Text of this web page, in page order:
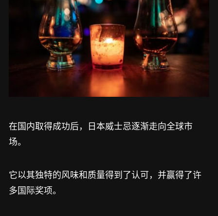
在国内取得成功后，日本威士忌逐渐走向全球市
场。
它以其独特的风味和质量得到了认可，并赢得了许
多国际奖项。